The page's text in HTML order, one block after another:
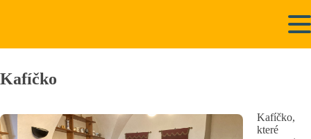
Kafíčko
Kafíčko,
které